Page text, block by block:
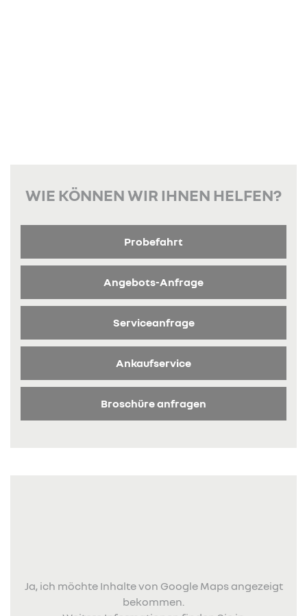
WIE KÖNNEN WIR IHNEN HELFEN?
Probefahrt
Angebots-Anfrage
Serviceanfrage
Ankaufservice
Broschüre anfragen
Ja, ich möchte Inhalte von Google Maps angezeigt
bekommen.